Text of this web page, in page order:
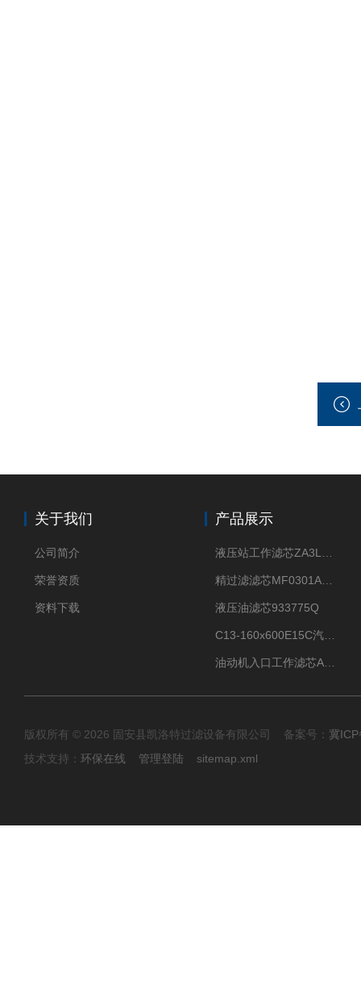
关于我们
公司简介
荣誉资质
资料下载
产品展示
液压油滤芯933775Q
版权所有 © 2026 固安县凯洛特过滤设备有限公司 备案号： 冀
技术支持： 环保在线 管理登陆 sitemap.xml